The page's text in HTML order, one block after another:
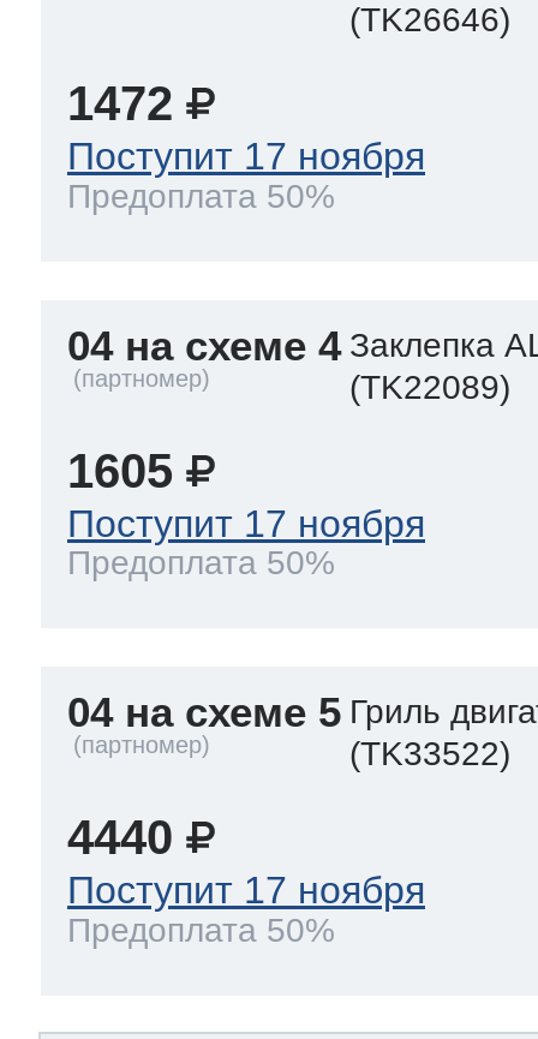
(TK26646)
1472
Поступит 17 ноября
Предоплата 50%
04 на схеме 4 Заклепка
(TK22089)
1605
Поступит 17 ноября
Предоплата 50%
04 на схеме 5 Гриль
(TK33522)
4440
Поступит 17 ноября
Предоплата 50%